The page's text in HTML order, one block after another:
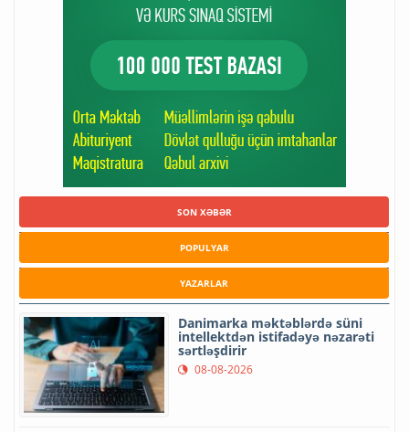
SON XƏBƏR
POPULYAR
YAZARLAR
Danimarka məktəblərdə süni
intellektdən istifadəyə nəzarəti
sərtləşdirir
08-08-2026